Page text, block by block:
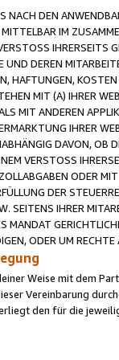
DEN
IM
IHRERSEITS
DEREN
HAFTUNGEN,
MIT (A) IHRER
MIT ANDEREN
IHRER
DAVON, OB
VERSTOSS
ODER
DER
SEITENS IHRER
MANDAT
ODER UM
Weise mit dem
Vereinbarung
den für die